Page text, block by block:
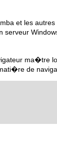
et les
ma�tre
de